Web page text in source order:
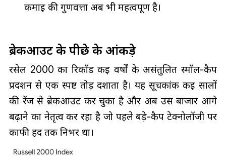
कमाई की गुणवत्ता अब भी महत्वपूर्ण है।
ब्रेकआउट के पीछे के आंकड़े
रसेल 2000 का रिकॉर्ड कई वर्षों के असंतुलित स्मॉल-कैप
प्रदर्शन से एक स्पष्ट तोड़ दर्शाता है। यह सूचकांक कई सालों
की रेंज से ब्रेकआउट कर चुका है और अब उस बाजार आगे
बढ़ाने का नेतृत्व कर रहा है जो पहले बड़े-कैप टेक्नोलॉजी पर
काफी हद तक निर्भर था।